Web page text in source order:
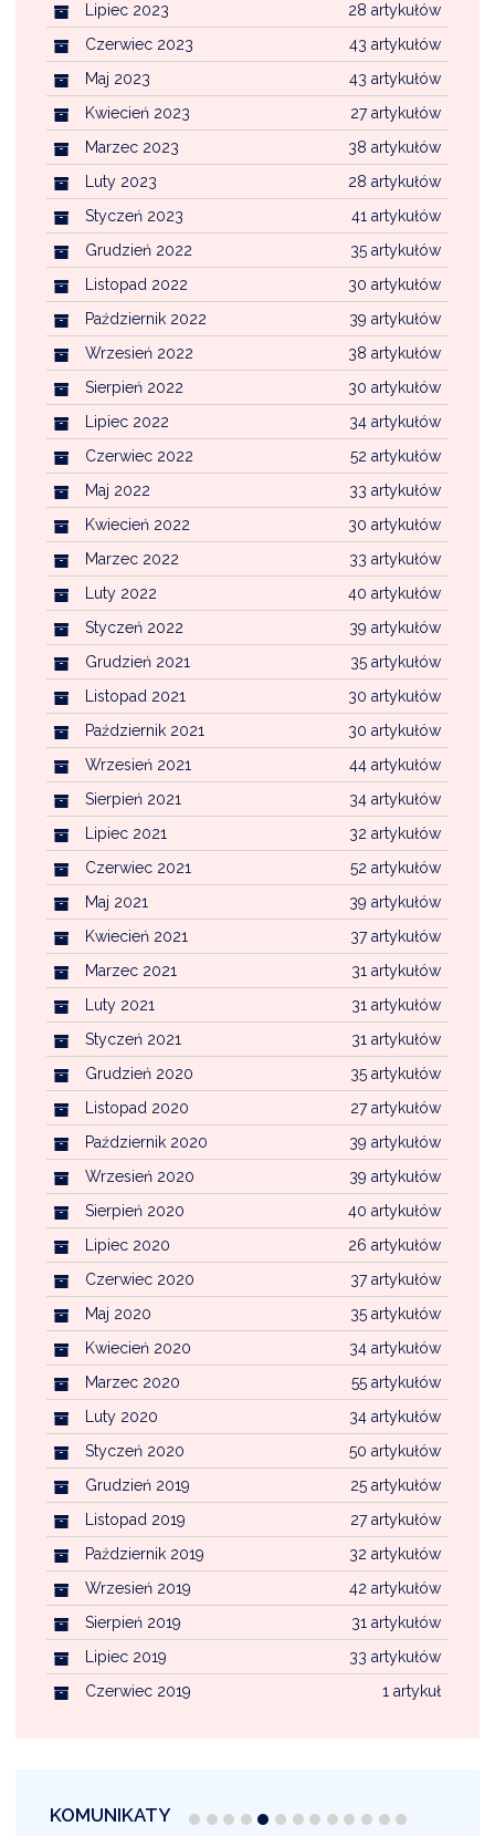
28 artykułów
Lipiec 2023
43 artykułów
Czerwiec 2023
43 artykułów
Maj 2023
27 artykułów
Kwiecień 2023
38 artykułów
Marzec 2023
28 artykułów
Luty 2023
41 artykułów
Styczeń 2023
35 artykułów
Grudzień 2022
30 artykułów
Listopad 2022
39 artykułów
Październik 2022
38 artykułów
Wrzesień 2022
30 artykułów
Sierpień 2022
34 artykułów
Lipiec 2022
52 artykułów
Czerwiec 2022
33 artykułów
Maj 2022
30 artykułów
Kwiecień 2022
33 artykułów
Marzec 2022
40 artykułów
Luty 2022
39 artykułów
Styczeń 2022
35 artykułów
Grudzień 2021
30 artykułów
Listopad 2021
30 artykułów
Październik 2021
44 artykułów
Wrzesień 2021
34 artykułów
Sierpień 2021
32 artykułów
Lipiec 2021
52 artykułów
Czerwiec 2021
39 artykułów
Maj 2021
37 artykułów
Kwiecień 2021
31 artykułów
Marzec 2021
31 artykułów
Luty 2021
31 artykułów
Styczeń 2021
35 artykułów
Grudzień 2020
27 artykułów
Listopad 2020
39 artykułów
Październik 2020
39 artykułów
Wrzesień 2020
40 artykułów
Sierpień 2020
26 artykułów
Lipiec 2020
37 artykułów
Czerwiec 2020
35 artykułów
Maj 2020
34 artykułów
Kwiecień 2020
55 artykułów
Marzec 2020
34 artykułów
Luty 2020
50 artykułów
Styczeń 2020
25 artykułów
Grudzień 2019
27 artykułów
Listopad 2019
32 artykułów
Październik 2019
42 artykułów
Wrzesień 2019
31 artykułów
Sierpień 2019
33 artykułów
Lipiec 2019
1 artykuł
Czerwiec 2019
KOMUNIKATY